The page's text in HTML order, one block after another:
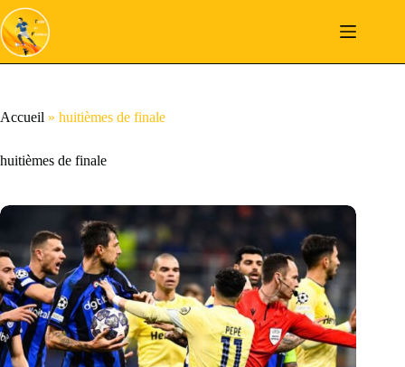
Passer
au
contenu
Accueil » huitièmes de finale
huitièmes de finale